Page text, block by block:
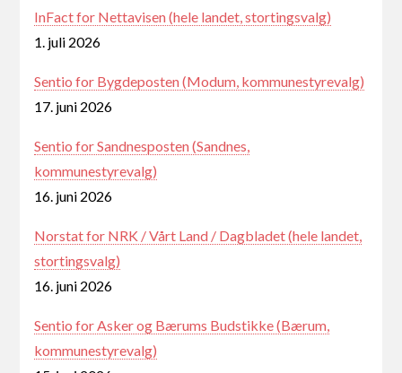
InFact for Nettavisen (hele landet, stortingsvalg)
1. juli 2026
Sentio for Bygdeposten (Modum, kommunestyrevalg)
17. juni 2026
Sentio for Sandnesposten (Sandnes,
kommunestyrevalg)
16. juni 2026
Norstat for NRK / Vårt Land / Dagbladet (hele landet,
stortingsvalg)
16. juni 2026
Sentio for Asker og Bærums Budstikke (Bærum,
kommunestyrevalg)